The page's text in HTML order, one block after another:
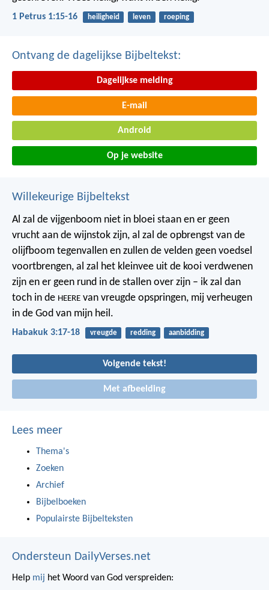
1 Petrus 1:15-16 heiligheid leven roeping
Ontvang de dagelijkse Bijbeltekst:
Dagelijkse melding
E-mail
Android
Op je website
Willekeurige Bijbeltekst
Al zal de vijgenboom niet in bloei staan en er geen
vrucht aan de wijnstok zijn, al zal de opbrengst van de
olijfboom tegenvallen en zullen de velden geen voedsel
voortbrengen, al zal het kleinvee uit de kooi verdwenen
zijn en er geen rund in de stallen over zijn – ik zal dan
toch in de HEERE van vreugde opspringen, mij verheugen
in de God van mijn heil.
Habakuk 3:17-18 vreugde redding aanbidding
Volgende tekst!
Met afbeelding
Lees meer
Thema's
Zoeken
Archief
Bijbelboeken
Populairste Bijbelteksten
Ondersteun DailyVerses.net
Help mij het Woord van God verspreiden: